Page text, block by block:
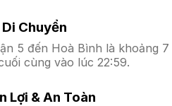
Chuyển
5 đến Hoà Bình là
cùng vào lúc 22:59.
Lợi & An Toàn